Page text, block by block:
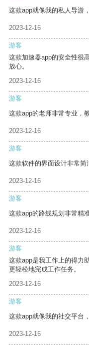
这款app就像我的私人导游
2023-12-16
游客
这款加速器app的安全性很
放心。
2023-12-16
游客
这款app的老师非常专业，
2023-12-16
游客
这款软件的界面设计非常简
2023-12-16
游客
这款app的路线规划非常精
2023-12-16
游客
这款app是我工作上的得力
更轻松地完成工作任务。
2023-12-16
游客
这款app就像我的社交平台
2023-12-16